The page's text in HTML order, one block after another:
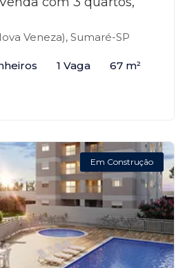
Veneza), Sumaré-SP
1 Vaga 67 m²
Em Construção